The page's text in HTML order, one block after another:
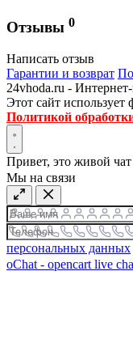
Отзывы 0
Написать отзыв
Гарантии и возврат
24vhoda.ru -
Этот сайт
Политикой
Привет, это живой
Мы на связи
персональных данных
oChat - opencart live